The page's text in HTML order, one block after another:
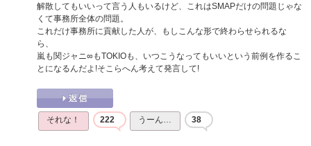
解散してもいいって言う人もいるけど、これはSMAPだけの問題じゃな
くて事務所全体の問題。
これだけ事務所に貢献した人が、もしこんな形で終わらせられるな
ら、
嵐も関ジャニ∞もTOKIOも、いつこうなってもいいという前例を作るこ
とになるんだよ!そこらへん考えて発言して!
それな！ 222 うーん… 38